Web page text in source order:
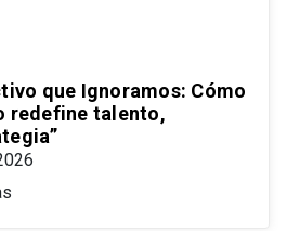
que Ignoramos: Cómo
redefine talento,